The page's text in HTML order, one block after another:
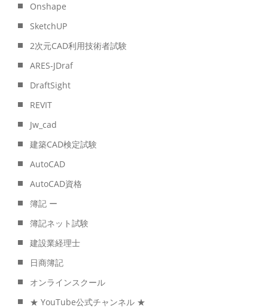
Onshape
SketchUP
2次元CAD利用技術者試験
ARES-JDraf
DraftSight
REVIT
Jw_cad
建築CAD検定試験
AutoCAD
AutoCAD資格
簿記 ー
簿記ネット試験
建設業経理士
日商簿記
オンラインスクール
★ YouTube公式チャンネル ★